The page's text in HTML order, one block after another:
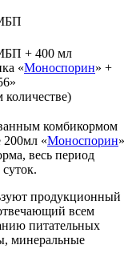
+ 400 мл
«Моноспорин» +
количестве)
комбикормом
200мл «Моноспорин»
весь период
продукционный
всем
питательных
минеральные